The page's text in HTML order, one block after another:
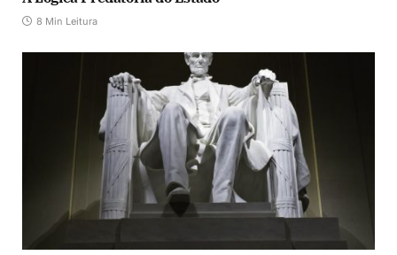
8 Min Leitura